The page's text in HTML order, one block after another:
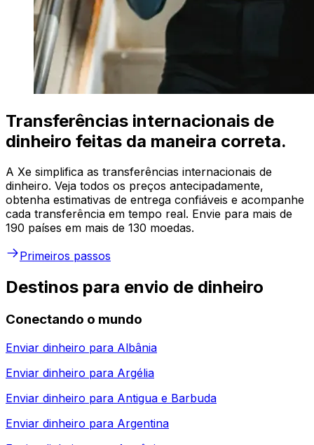
Transferências internacionais de
dinheiro feitas da maneira correta.
A Xe simplifica as transferências internacionais de
dinheiro. Veja todos os preços antecipadamente,
obtenha estimativas de entrega confiáveis e acompanhe
cada transferência em tempo real. Envie para mais de
190 países em mais de 130 moedas.
Primeiros passos
Destinos para envio de dinheiro
Conectando o mundo
Enviar dinheiro para Albânia
Enviar dinheiro para Argélia
Enviar dinheiro para Antigua e Barbuda
Enviar dinheiro para Argentina